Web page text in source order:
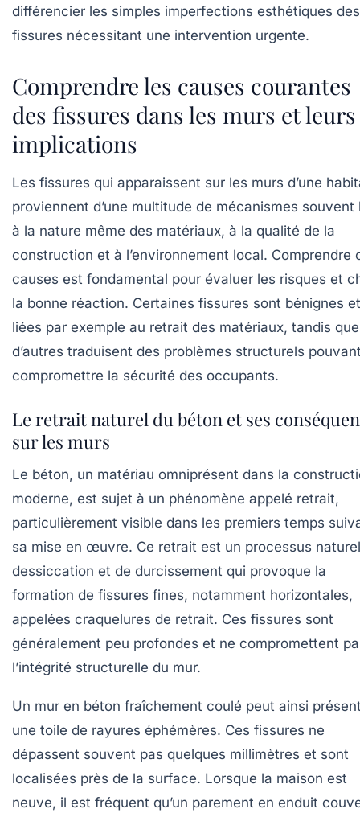
différencier les simples imperfections esthétiques des
fissures nécessitant une intervention urgente.
Comprendre les causes courantes
des fissures dans les murs et leurs
implications
Les fissures qui apparaissent sur les murs d’une
proviennent d’une multitude de mécanismes souvent
à la nature même des matériaux, à la qualité de la
construction et à l’environnement local. Comprendre
causes est fondamental pour évaluer les risques et
la bonne réaction. Certaines fissures sont bénignes et
liées par exemple au retrait des matériaux, tandis que
d’autres traduisent des problèmes structurels
compromettre la sécurité des occupants.
Le retrait naturel du béton et ses
sur les murs
Le béton, un matériau omniprésent dans la
moderne, est sujet à un phénomène appelé retrait,
particulièrement visible dans les premiers temps
sa mise en œuvre. Ce retrait est un processus
dessiccation et de durcissement qui provoque la
formation de fissures fines, notamment horizontales,
appelées craquelures de retrait. Ces fissures sont
généralement peu profondes et ne compromettent
l’intégrité structurelle du mur.
Un mur en béton fraîchement coulé peut ainsi
une toile de rayures éphémères. Ces fissures ne
dépassent souvent pas quelques millimètres et sont
localisées près de la surface. Lorsque la maison est
neuve, il est fréquent qu’un parement en enduit